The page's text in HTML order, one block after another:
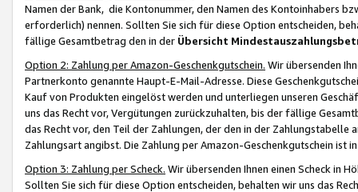
Namen der Bank, die Kontonummer, den Namen des Kontoinhabers
erforderlich) nennen. Sollten Sie sich für diese Option entscheiden,
fällige Gesamtbetrag den in der Übersicht
Option 2: Zahlung per Amazon-Geschenkgutschein. Wir übersenden
Partnerkonto genannte Haupt-E-Mail-Adresse. Diese
Kauf von Produkten eingelöst werden und unterliegen unseren
uns das Recht vor, Vergütungen zurückzuhalten, bis der fällige
das Recht vor, den Teil der Zahlungen, der den in der
Zahlungsart angibst. Die Zahlung per Amazon-Geschenkgutschein ist
Option 3: Zahlung per Scheck. Wir übersenden Ihnen einen Scheck in
Sollten Sie sich für diese Option entscheiden, behalten wir uns das